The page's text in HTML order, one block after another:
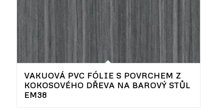
VAKUOVÁ PVC FÓLIE S POVRCHEM Z
KOKOSOVÉHO DŘEVA NA BAROVÝ STŮL
EM38